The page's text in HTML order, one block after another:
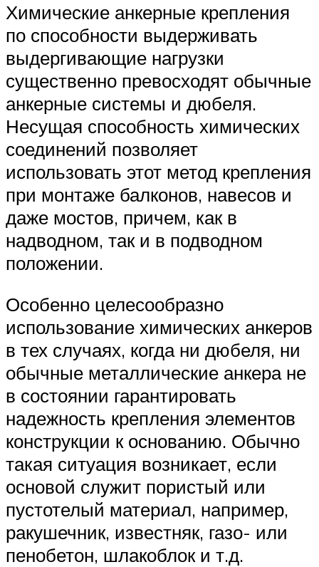
Химические анкерные крепления
по способности выдерживать
выдергивающие нагрузки
существенно превосходят обычные
анкерные системы и дюбеля.
Несущая способность химических
соединений позволяет
использовать этот метод крепления
при монтаже балконов, навесов и
даже мостов, причем, как в
надводном, так и в подводном
положении.
Особенно целесообразно
использование химических анкеров
в тех случаях, когда ни дюбеля, ни
обычные металлические анкера не
в состоянии гарантировать
надежность крепления элементов
конструкции к основанию. Обычно
такая ситуация возникает, если
основой служит пористый или
пустотелый материал, например,
ракушечник, известняк, газо- или
пенобетон, шлакоблок и т.д.